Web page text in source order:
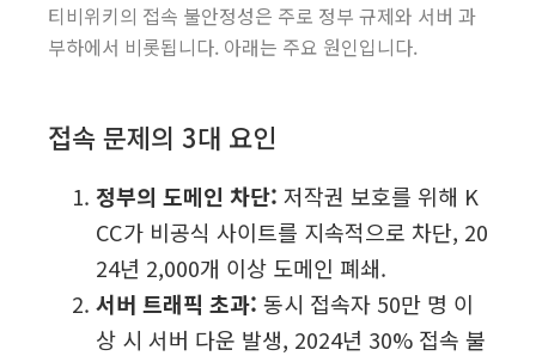
티비위키의 접속 불안정성은 주로 정부 규제와 서버 과
부하에서 비롯됩니다. 아래는 주요 원인입니다.
접속 문제의 3대 요인
정부의 도메인 차단: 저작권 보호를 위해 K
CC가 비공식 사이트를 지속적으로 차단, 20
24년 2,000개 이상 도메인 폐쇄.
서버 트래픽 초과: 동시 접속자 50만 명 이
상 시 서버 다운 발생, 2024년 30% 접속 불